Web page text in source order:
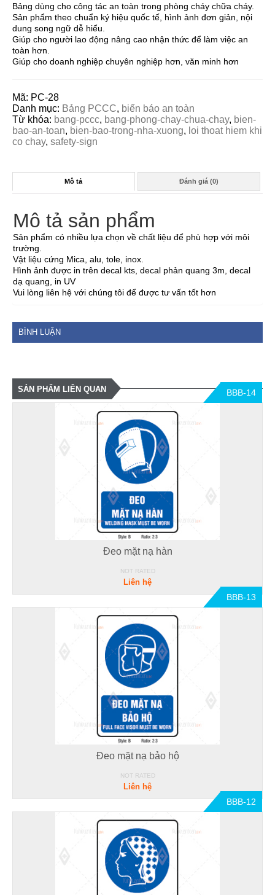
Bảng dùng cho công tác an toàn trong phòng cháy chữa cháy.
Sản phẩm theo chuẩn ký hiệu quốc tế, hình ảnh đơn giản, nội
dung song ngữ dễ hiểu.
Giúp cho người lao động nâng cao nhận thức để làm việc an
toàn hơn.
Giúp cho doanh nghiệp chuyên nghiệp hơn, văn minh hơn
Mã: PC-28
Danh mục: Bảng PCCC, biển báo an toàn
Từ khóa: bang-pccc, bang-phong-chay-chua-chay, bien-
bao-an-toan, bien-bao-trong-nha-xuong, loi thoat hiem khi
co chay, safety-sign
Mô tả Đánh giá (0)
Mô tả sản phẩm
Sản phẩm có nhiều lựa chọn về chất liệu để phù hợp với môi
trường.
Vật liệu cứng Mica, alu, tole, inox.
Hình ảnh được in trên decal kts, decal phản quang 3m, decal
dạ quang, in UV
Vui lòng liên hệ với chúng tôi để được tư vấn tốt hơn
BÌNH LUẬN
SẢN PHẨM LIÊN QUAN BBB-14
Đeo mặt nạ hàn
NOT RATED
Liên hệ
BBB-13
Đeo mặt nạ bảo hộ
NOT RATED
Liên hệ
BBB-12